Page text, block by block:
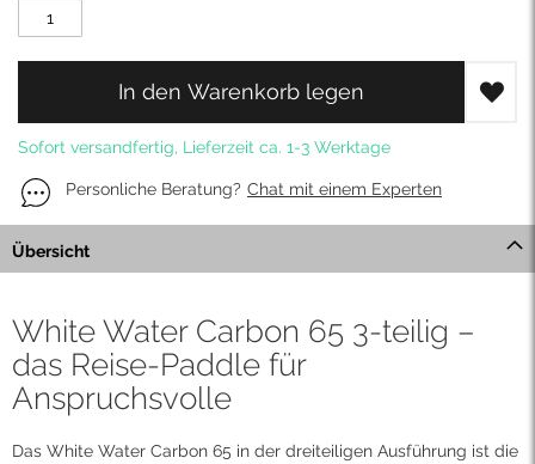
In den Warenkorb legen
Sofort versandfertig, Lieferzeit ca. 1-3 Werktage
Personliche Beratung? Chat mit einem Experten
Übersicht
White Water Carbon 65 3-teilig –
das Reise-Paddle für
Anspruchsvolle
Das White Water Carbon 65 in der dreiteiligen Ausführung ist die